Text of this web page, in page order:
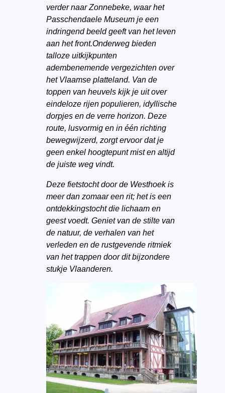
verder naar Zonnebeke, waar het
Passchendaele Museum je een
indringend beeld geeft van het leven
aan het front.Onderweg bieden
talloze uitkijkpunten
adembenemende vergezichten over
het Vlaamse platteland. Van de
toppen van heuvels kijk je uit over
eindeloze rijen populieren, idyllische
dorpjes en de verre horizon. Deze
route, lusvormig en in één richting
bewegwijzerd, zorgt ervoor dat je
geen enkel hoogtepunt mist en altijd
de juiste weg vindt.
Deze fietstocht door de Westhoek is
meer dan zomaar een rit; het is een
ontdekkingstocht die lichaam en
geest voedt. Geniet van de stilte van
de natuur, de verhalen van het
verleden en de rustgevende ritmiek
van het trappen door dit bijzondere
stukje Vlaanderen.